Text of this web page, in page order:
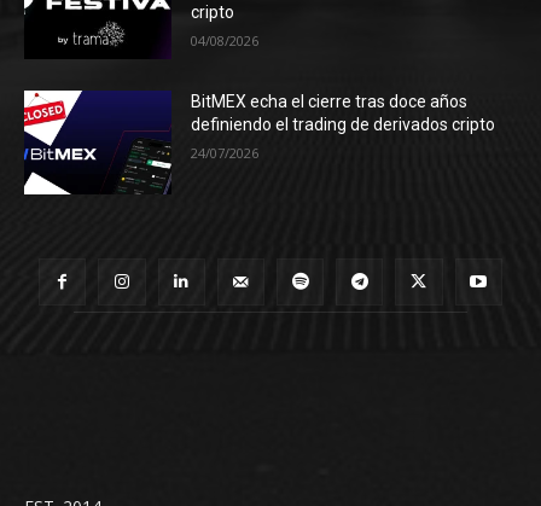
cripto
04/08/2026
BitMEX echa el cierre tras doce años
definiendo el trading de derivados cripto
24/07/2026